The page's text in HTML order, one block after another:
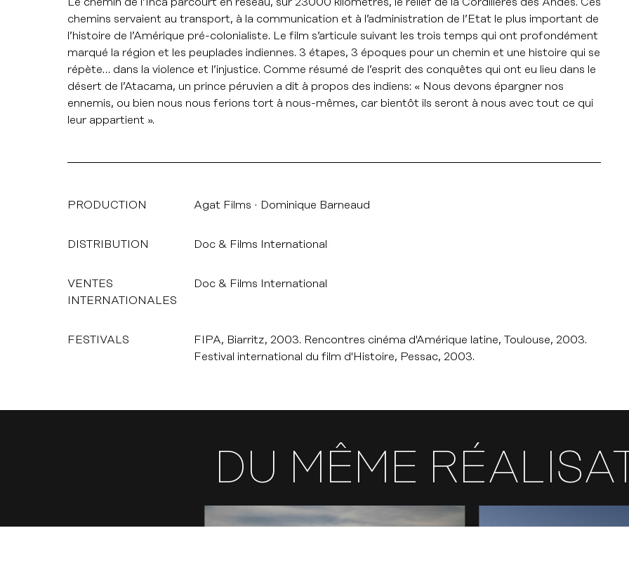
chemins servaient au transport, à la communication et à l’administration de l’Etat le plus important de
l’histoire de l’Amérique pré-colonialiste. Le film s’articule suivant les trois temps qui ont profondément
marqué la région et les peuplades indiennes. 3 étapes, 3 époques pour un chemin et une histoire qui se
répète… dans la violence et l’injustice. Comme résumé de l’esprit des conquêtes qui ont eu lieu dans le
désert de l’Atacama, un prince péruvien a dit à propos des indiens: « Nous devons épargner nos
ennemis, ou bien nous nous ferions tort à nous-mêmes, car bientôt ils seront à nous avec tout ce qui
leur appartient ».
PRODUCTION Agat Films Dominique Barneaud
DISTRIBUTION Doc & Films International
VENTES
INTERNATIONALES
Doc & Films International
FESTIVALS
FIPA, Biarritz, 2003. Rencontres cinéma d'Amérique latine, Toulouse, 2003.
Festival international du film d'Histoire, Pessac, 2003.
DU MÊME